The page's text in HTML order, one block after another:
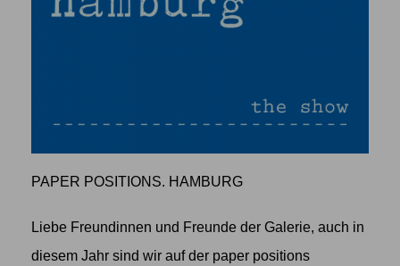
PAPER POSITIONS. HAMBURG
Liebe Freundinnen und Freunde der Galerie, auch in
diesem Jahr sind wir auf der paper positions